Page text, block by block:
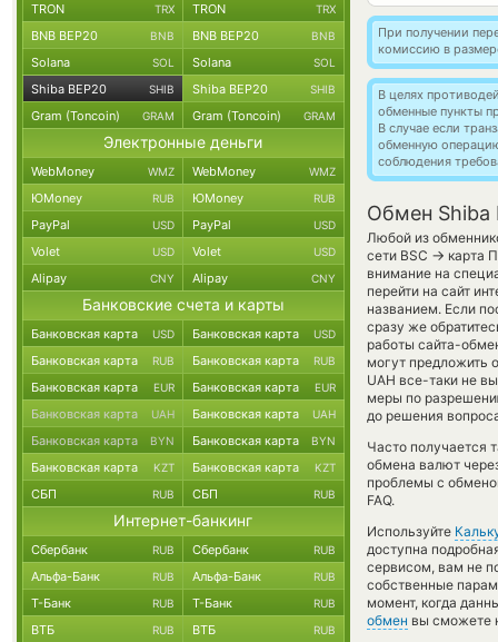
При получении
комиссию в
В целях
обменные пункты
В случае если
обменную
соблюдения
Обмен Shiba
Любой из
сети BSC → карта
внимание на
перейти на сайт
названием. Если
сразу же
работы сайта-
могут предложить
UAH все-таки не
меры по
до решения
Часто получается
обмена валют
проблемы с
FAQ.
Используйте
доступна
сервисом, вам не
собственные
момент, когда
обмен вы сможете
TRON TRX TRON TRX
BNB BEP20 BNB BNB BEP20 BNB
Solana SOL Solana SOL
Shiba BEP20 SHIB Shiba BEP20 SHIB
Gram (Toncoin) GRAM Gram (Toncoin) GRAM
Электронные деньги
WebMoney WMZ WebMoney WMZ
ЮMoney RUB ЮMoney RUB
PayPal USD PayPal USD
Volet USD Volet USD
Alipay CNY Alipay CNY
Банковские счета и карты
Банковская карта USD Банковская карта USD
Банковская карта RUB Банковская карта RUB
Банковская карта EUR Банковская карта EUR
Банковская карта UAH Банковская карта UAH
Банковская карта BYN Банковская карта BYN
Банковская карта KZT Банковская карта KZT
СБП RUB СБП RUB
Интернет-банкинг
Сбербанк RUB Сбербанк RUB
Альфа-Банк RUB Альфа-Банк RUB
Т-Банк RUB Т-Банк RUB
ВТБ RUB ВТБ RUB